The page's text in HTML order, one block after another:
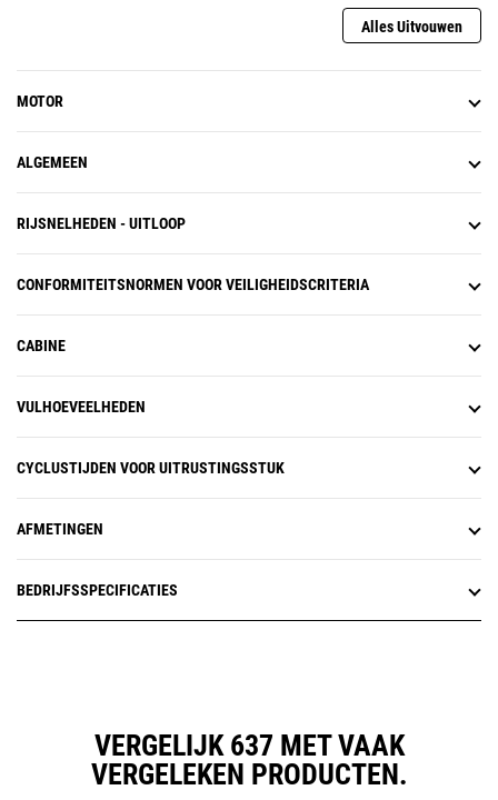
maaiveldhoogte tot brandstof,
Alles Uitvouwen
MOTOR
ALGEMEEN
RIJSNELHEDEN - UITLOOP
CONFORMITEITSNORMEN VOOR VEILIGHEIDSCRITERIA
CABINE
VULHOEVEELHEDEN
CYCLUSTIJDEN VOOR UITRUSTINGSSTUK
AFMETINGEN
BEDRIJFSSPECIFICATIES
VERGELIJK 637 MET VAAK
VERGELEKEN PRODUCTEN.